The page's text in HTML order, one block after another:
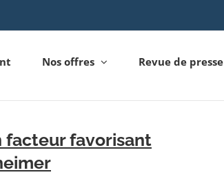
Nos offres Revue de presse
facteur favorisant